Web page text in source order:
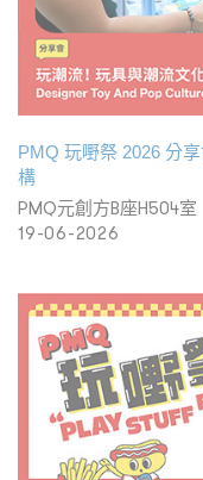
PMQ 玩嘢祭 2026 分
構
PMQ元創方B座H504室
19-06-2026